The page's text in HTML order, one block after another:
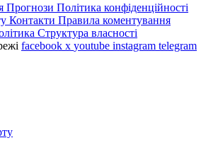
Прогнози Політика конфіденційності
Контакти Правила коментування
Структура власності
facebook x youtube instagram telegram